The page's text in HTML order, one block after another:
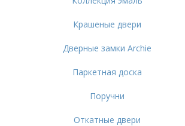
Крашеные двери
Дверные замки Archie
Паркетная доска
Поручни
Откатные двери